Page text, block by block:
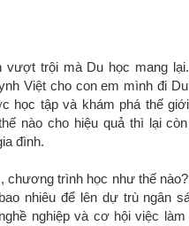
trội mà Du học mang
Việt cho con em mình đi
học tập và khám phá thế
nào cho hiệu quả thì lại
đình.
chương trình học như thế
nhiêu để lên dự trù ngân
nghiệp và cơ hội việc